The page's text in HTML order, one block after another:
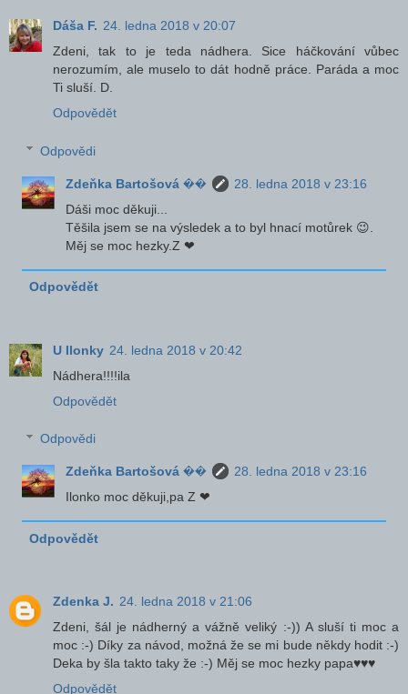
Dáša F. 24. ledna 2018 v 20:07
Zdeni, tak to je teda nádhera. Sice háčkování vůbec
nerozumím, ale muselo to dát hodně práce. Paráda a moc
Ti sluší. D.
Odpovědět
Odpovědi
Zdeňka Bartošová ��
28. ledna 2018 v 23:16
Dáši moc děkuji...
Těšila jsem se na výsledek a to byl hnací motůrek 😉.
Měj se moc hezky.Z ❤
Odpovědět
U Ilonky 24. ledna 2018 v 20:42
Nádhera!!!!ila
Odpovědět
Odpovědi
Zdeňka Bartošová ��
28. ledna 2018 v 23:16
Ilonko moc děkuji,pa Z ❤
Odpovědět
Zdenka J. 24. ledna 2018 v 21:06
Zdeni, šál je nádherný a vážně veliký :-)) A sluší ti moc a
moc :-) Díky za návod, možná že se mi bude někdy hodit :-)
Deka by šla takto taky že :-) Měj se moc hezky papa♥♥♥
Odpovědět